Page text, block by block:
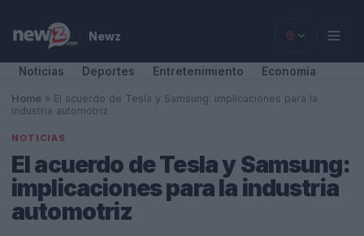
Newz
Noticias Deportes Entretenimiento Economía
Home » El acuerdo de Tesla y Samsung: implicaciones para la
industria automotriz
NOTICIAS
El acuerdo de Tesla y Samsung:
implicaciones para la industria
automotriz